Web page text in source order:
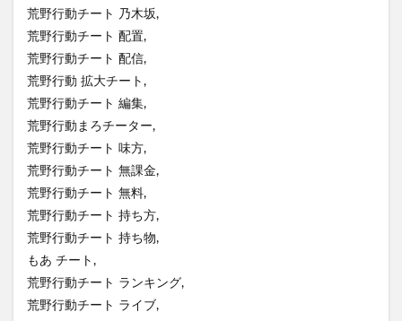
荒野行動チート 乃木坂,
荒野行動チート 配置,
荒野行動チート 配信,
荒野行動 拡大チート,
荒野行動チート 編集,
荒野行動まろチーター,
荒野行動チート 味方,
荒野行動チート 無課金,
荒野行動チート 無料,
荒野行動チート 持ち方,
荒野行動チート 持ち物,
もあ チート,
荒野行動チート ランキング,
荒野行動チート ライブ,